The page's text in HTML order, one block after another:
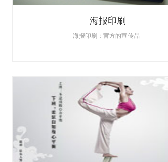
海报印刷
海报印刷：官方的宣传品